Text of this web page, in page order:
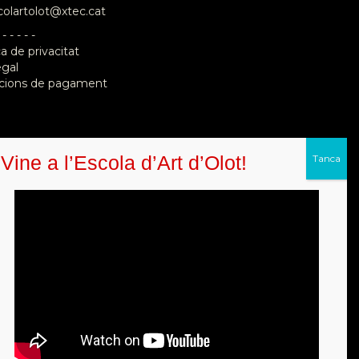
- - - -
de privacitat
de pagament
Vine a l’Escola d’Art d’Olot!